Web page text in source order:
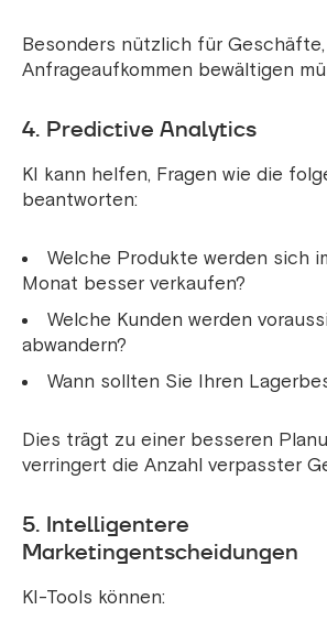
Besonders nützlich für
Anfrageaufkommen bewältigen
4. Predictive Analytics
KI kann helfen, Fragen wie die
beantworten:
Welche Produkte werden sich
Monat besser verkaufen?
Welche Kunden werden
abwandern?
Wann sollten Sie Ihren
Dies trägt zu einer besseren
verringert die Anzahl verpasster
5. Intelligentere
Marketingentscheidungen
KI-Tools können: